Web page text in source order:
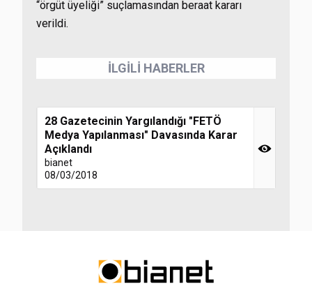
“örgüt üyeliği” suçlamasından beraat kararı
verildi.
İLGİLİ HABERLER
28 Gazetecinin Yargılandığı "FETÖ
Medya Yapılanması" Davasında Karar
Açıklandı
bianet
08/03/2018